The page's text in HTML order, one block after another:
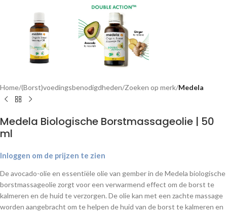
Home (Borst)voedingsbenodigdheden Zoeken op merk Medela
Medela Biologische Borstmassageolie | 50
ml
Inloggen om de prijzen te zien
De avocado-olie en essentiële olie van gember in de Medela biologische
borstmassageolie zorgt voor een verwarmend effect om de borst te
kalmeren en de huid te verzorgen. De olie kan met een zachte massage
worden aangebracht om te helpen de huid van de borst te kalmeren en